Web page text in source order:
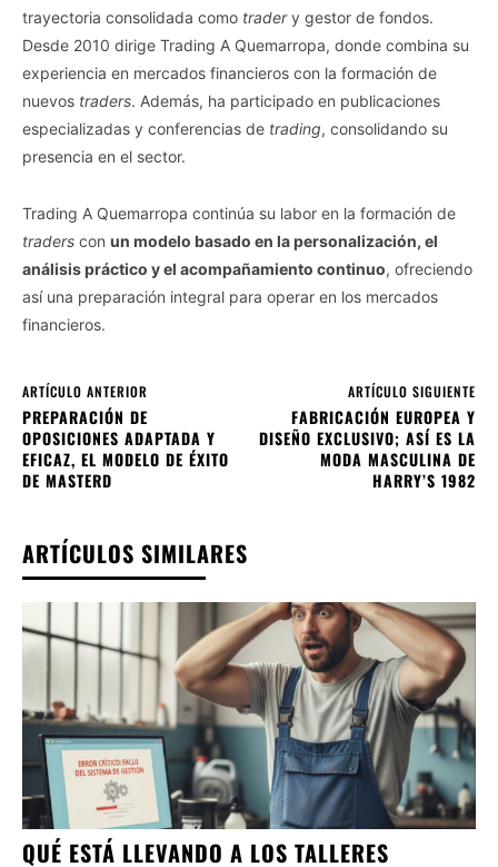
trayectoria consolidada como tradery gestor de fondos.
Desde 2010 dirige Trading A Quemarropa, donde combina su
experiencia en mercados financieros con la formación de
nuevos traders. Además, ha participado en publicaciones
especializadas y conferencias de trading, consolidando su
presencia en el sector.
Trading A Quemarropa continúa su labor en la formación de
traders con un modelo basado en la personalización, el
análisis práctico y el acompañamiento continuo, ofreciendo
así una preparación integral para operar en los mercados
financieros.
ARTÍCULO ANTERIOR
PREPARACIÓN DE
OPOSICIONES ADAPTADA Y
EFICAZ, EL MODELO DE ÉXITO
DE MASTERD
ARTÍCULO SIGUIENTE
FABRICACIÓN EUROPEA Y
DISEÑO EXCLUSIVO; ASÍ ES LA
MODA MASCULINA DE
HARRY’S 1982
ARTÍCULOS SIMILARES
QUÉ ESTÁ LLEVANDO A LOS TALLERES